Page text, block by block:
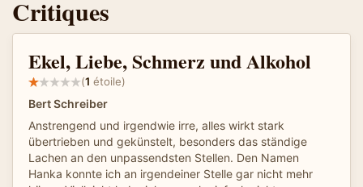
Critiques
Ekel, Liebe, Schmerz und Alkohol
(1 étoile)
Bert Schreiber
Anstrengend und irgendwie irre, alles wirkt stark
übertrieben und gekünstelt, besonders das ständige
Lachen an den unpassendsten Stellen. Den Namen
Hanka konnte ich an irgendeiner Stelle gar nicht mehr